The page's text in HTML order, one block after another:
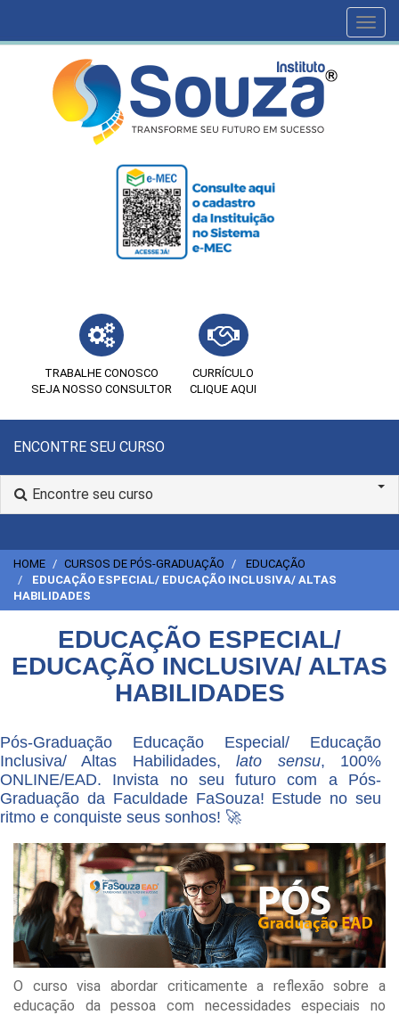
TRABALHE CONOSCO
SEJA NOSSO CONSULTOR
CURRÍCULO
CLIQUE AQUI
ENCONTRE SEU CURSO
Encontre seu curso
HOME CURSOS DE PÓS-GRADUAÇÃO
EDUCAÇÃO
EDUCAÇÃO ESPECIAL/ EDUCAÇÃO INCLUSIVA/ ALTAS
HABILIDADES
EDUCAÇÃO ESPECIAL/
EDUCAÇÃO INCLUSIVA/ ALTAS
HABILIDADES
Pós-Graduação Educação Especial/ Educação
Inclusiva/ Altas Habilidades,lato sensu, 100%
ONLINE/EAD. Invista no seu futuro com a Pós-
Graduação da Faculdade FaSouza! Estude no seu
ritmo e conquiste seus sonhos! 🚀
O curso visa abordar criticamente a reflexão sobre a
educação da pessoa com necessidades especiais no